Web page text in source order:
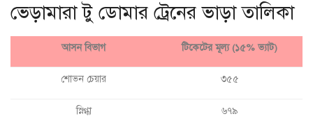
ভেড়ামারা টু ডোমার ট্রেনের ভাড়া তালিকা
আসন বিভাগ টিকেটের মূল্য (১৫% ভ্যাট)
শোভন চেয়ার ৩৫৫
স্নিগ্ধা ৬৭৯